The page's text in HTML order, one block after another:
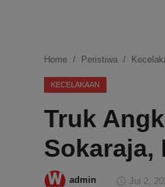
Ekonomi
Internasional
Teknologi
Hiburan
Home Peristiwa
KECELAKAAN
Truk
Sokaraja,
admin Jul 2,